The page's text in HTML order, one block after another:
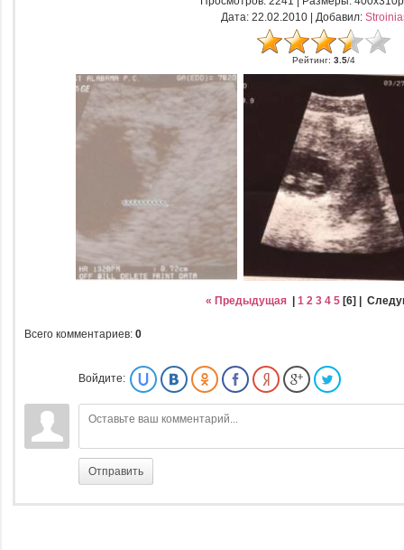
Дата: 22.02.2010 | Добавил:
Рейтинг: 3.5/4
« Предыдущая 1 2 3 4 5 [6] |
Всего комментариев: 0
Войдите:
Отправить